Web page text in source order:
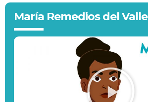
María Remedios del Valle